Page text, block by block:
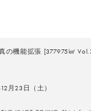
の機能拡張 [377975㎢
月23日（土）